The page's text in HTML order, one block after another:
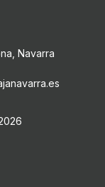
Navarra